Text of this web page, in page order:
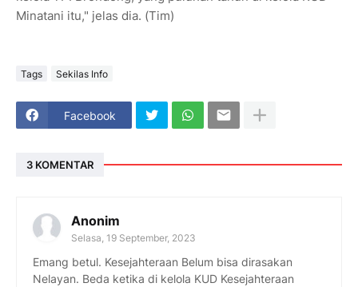
Minatani itu," jelas dia. (Tim)
Tags Sekilas Info
Facebook
3 KOMENTAR
Anonim
Selasa, 19 September, 2023
Emang betul. Kesejahteraan Belum bisa dirasakan
Nelayan. Beda ketika di kelola KUD Kesejahteraan